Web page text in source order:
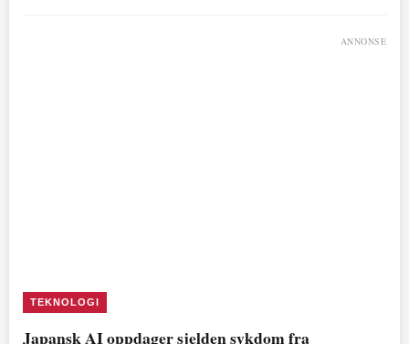
ANNONSE
TEKNOLOGI
Japansk AI oppdager sjelden sykdom fra